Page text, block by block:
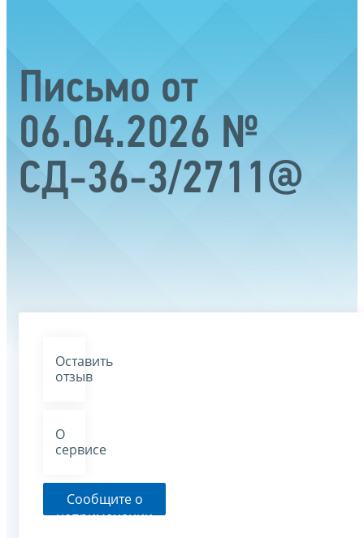
Письмо от
06.04.2026 №
СД-36-3/2711@
Оставить
отзыв
О
сервисе
Сообщите о
неприменении